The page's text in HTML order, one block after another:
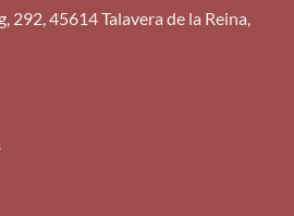
292, 45614 Talavera de la Reina,